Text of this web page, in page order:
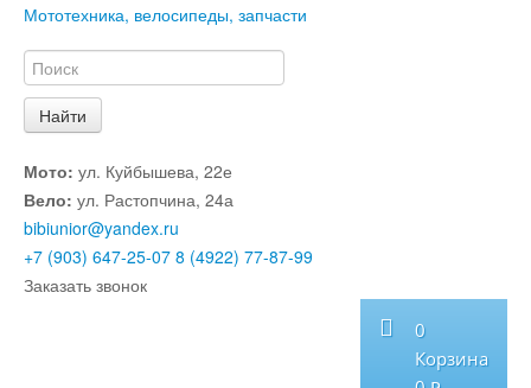
Мототехника, велосипеды, запчасти
Мото: ул. Куйбышева, 22е
Вело: ул. Растопчина, 24а
bibiunior@yandex.ru
+7 (903) 647-25-07 8 (4922) 77-87-99
Заказать звонок
0
Корзина